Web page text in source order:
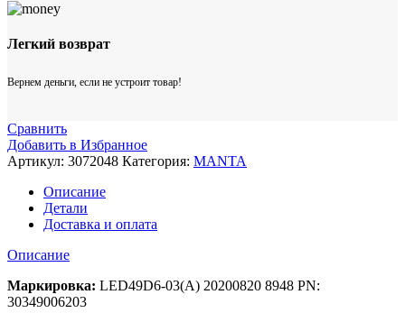
Легкий возврат
Вернем деньги, если не устроит товар!
Сравнить
Добавить в Избранное
Артикул: 3072048 Категория: MANTA
Описание
Детали
Доставка и оплата
Описание
Маркировка: LED49D6-03(A) 20200820 8948 PN:
30349006203